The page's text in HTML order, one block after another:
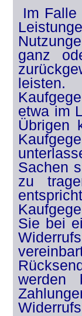
Im Falle
ganz
etwa im
Übrigen
Sachen
zu
Sie bei
werden